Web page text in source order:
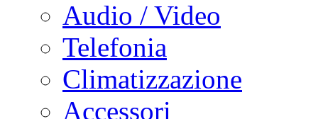
Audio / Video
Telefonia
Climatizzazione
Accessori